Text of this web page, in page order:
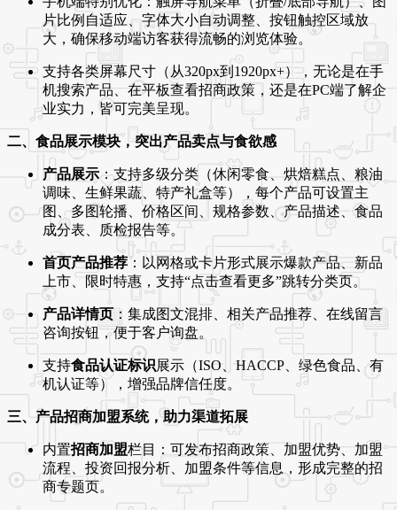
片比例自适应、字体大小自动调整、按钮触控区域放
大，确保移动端访客获得流畅的浏览体验。
支持各类屏幕尺寸（从320px到1920px+），无论是在手
机搜索产品、在平板查看招商政策，还是在PC端了解企
业实力，皆可完美呈现。
二、食品展示模块，突出产品卖点与食欲感
产品展示 ：支持多级分类（休闲零食、烘焙糕点、粮油
调味、生鲜果蔬、特产礼盒等），每个产品可设置主
图、多图轮播、价格区间、规格参数、产品描述、食品
成分表、质检报告等。
首页产品推荐：以网格或卡片形式展示爆款产品、新品
上市、限时特惠，支持“点击查看更多”跳转分类页。
产品详情页：集成图文混排、相关产品推荐、在线留言
咨询按钮，便于客户询盘。
支持食品认证标识展示（ISO、HACCP、绿色食品、有
机认证等），增强品牌信任度。
三、产品招商加盟系统，助力渠道拓展
内置招商加盟栏目：可发布招商政策、加盟优势、加盟
流程、投资回报分析、加盟条件等信息，形成完整的招
商专题页。